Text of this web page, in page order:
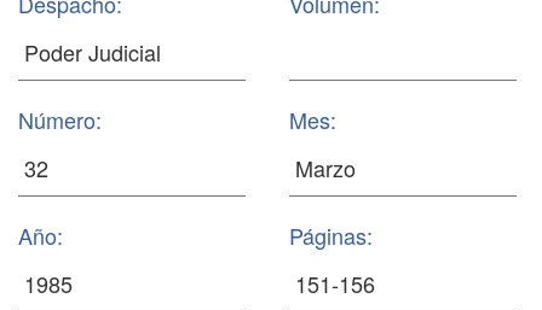
Número: Mes:
Año: Páginas: